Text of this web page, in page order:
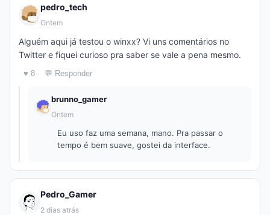
pedro_tech
Ontem
Alguém aqui já testou o winxx? Vi uns comentários no
Twitter e fiquei curioso pra saber se vale a pena mesmo.
♥ 8 💬 Responder
brunno_gamer
Ontem
Eu uso faz uma semana, mano. Pra passar o
tempo é bem suave, gostei da interface.
Pedro_Gamer
2 dias atrás